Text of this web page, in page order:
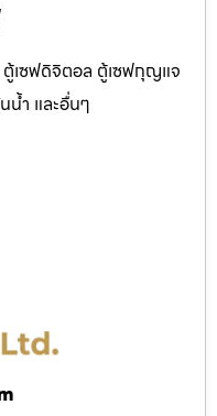
ตู้เซฟดิจิตอล ตู้เซฟกุญแจ
น้ำ และอื่นๆ